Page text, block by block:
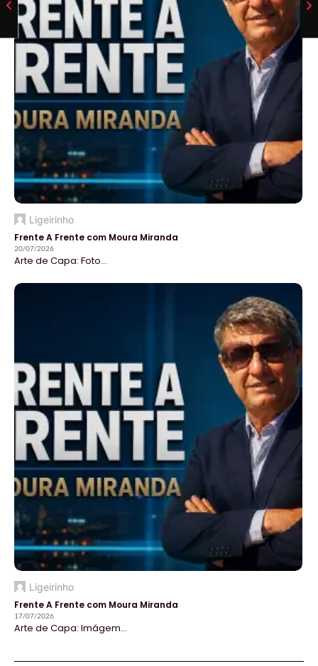
Ligeirinho
Frente A Frente com Moura Miranda
20/07/2026
Arte de Capa: Foto...
Ligeirinho
Frente A Frente com Moura Miranda
17/07/2026
Arte de Capa: Imágem...